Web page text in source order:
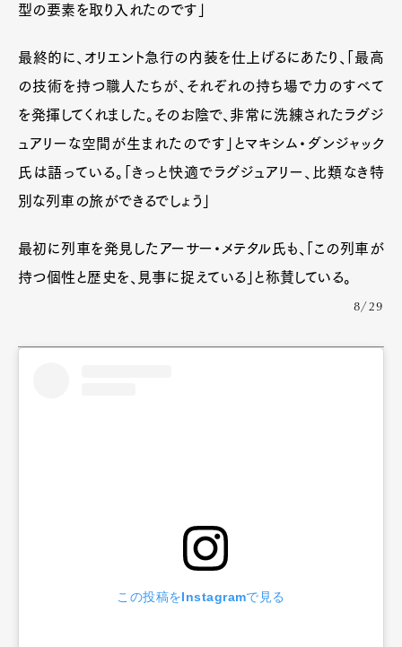
型の要素を取り入れたのです」
最終的に、オリエント急行の内装を仕上げるにあたり、「最高
の技術を持つ職人たちが、それぞれの持ち場で力のすべて
を発揮してくれました。そのお陰で、非常に洗練されたラグジ
ュアリーな空間が生まれたのです」とマキシム・ダンジャック
氏は語っている。「きっと快適でラグジュアリー、比類なき特
別な列車の旅ができるでしょう」
最初に列車を発見したアーサー・メテタル氏も、「この列車が
持つ個性と歴史を、見事に捉えている」と称賛している。
8/29
この投稿をInstagramで見る